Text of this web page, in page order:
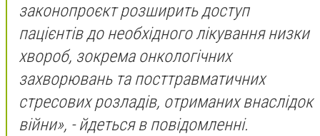
законопроєкт розширить доступ
пацієнтів до необхідного лікування низки
хвороб, зокрема онкологічних
захворювань та посттравматичних
стресових розладів, отриманих внаслідок
війни», - йдеться в повідомленні.